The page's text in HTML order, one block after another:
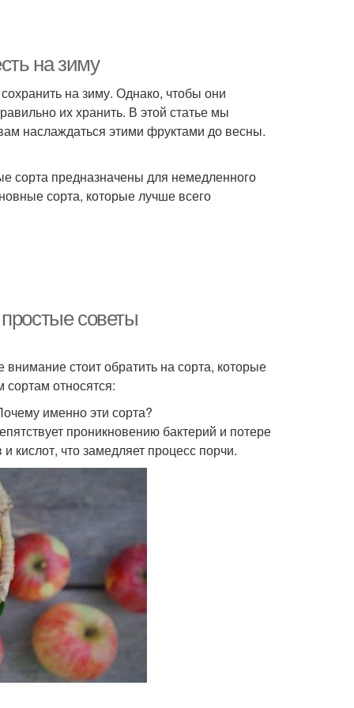
на зиму
на зиму. Однако, чтобы они
их хранить. В этой статье мы
наслаждаться этими фруктами до весны.
сорта предназначены для немедленного
сорта, которые лучше всего
советы
стоит обратить на сорта, которые
относятся:
именно эти сорта?
проникновению бактерий и потере
кислот, что замедляет процесс порчи.